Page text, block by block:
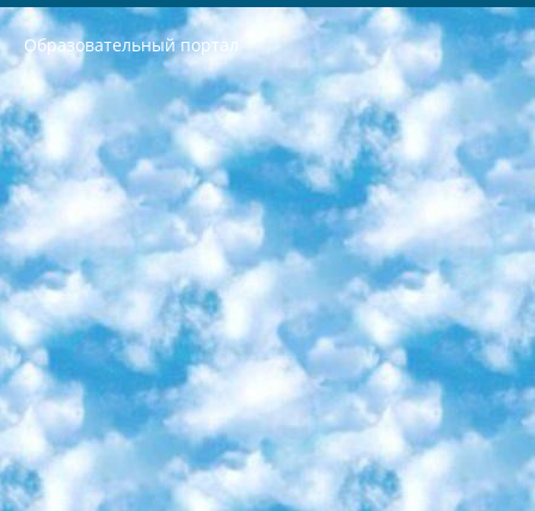
Образовательный портал
РЕСПУБЛИКА УЗБЕКИСТАН МИНИСТРЕРСТВО ДОШКОЛЬНОГО И ШКОЛЬНОГО ОБРАЗОВАНИЯ КОМАНДА в общеобразовательных учреждениях в 2023-2024 учебном году организация и проведение итоговой государственной аттестации обучающихся о Министра дошкольного и школьного образования Республики Узбекистан от 4 марта 2008 года (постановлением Минюста от 20 марта 2008 года № 1778 государственной регистрации) «Итоговое состояние учащихся общего среднего образования на основании положения об утверждении положения об аттестации общего среднего образования выпускной экзамен студентов в образовательных учреждениях в 2023-2024 учебном году В целях организации и прохождения аттестации приказываю: 1. Следующее: перечень предметов, по которым будет проводиться итоговая государственная аттестация и экзамен формы перевода согласно приложению 1; сертификаты международного образца, оценивающие уровень владения иностранными языками перечень согласно приложению 2; 2. Педагогический при специализированных образовательных учреждениях. научно-практический центр квалификации и международной оценки (Д.Давидова) 2024 г. До 25 марта: задания по предметам, по которым будет проводиться итоговая аттестация разработка и утверждение технических условий; итоговая аттестация на основании разработанного предметного задания разработка вопросов по предметам (устно и письменно), экзамен передача; общеобразовательные средние школы и специальные учебные заведения учащиеся выпускных классов школ и интернатов в агентской системе подготовка базы данных экзаменационных материалов и критериев оценки; перевод базы экзаменационных материалов на все языки обучения подать в Республиканский образовательный центр для изготовления; варианты экзаменов на основе разработанных контрольных материалов пусть будут поставлены задачи формирования. 3. Республиканский образовательный центр (Ш.Худайкулов) до 5 апреля 2024 года. до: база данных предоставленных экзаменационных материалов на все языки обучения перевод и экспертиза; для слепых, слабовидящих, глухих, слабослышащих и умственно отсталых детей учащиеся выпускных классов специализированных школ и школ-интернатов база данных экзаменационных материалов на всех преподаваемых языках подготовка критериев оценки; специализированные школы для умственно отсталых детей и технологии для учащихся выпускных классов школ-интернатов разработка соответствующих рекомендаций и критериев проведения ЕГЭ по естествознанию давать задания. 4. Педагогический при специализированных образовательных учреждениях. Научно-практический центр навыков и международной оценки (Д.Давидова), Республика образовательный центр (Худайкулов Ш.) итоговый государственный аттестационный экзамен ориентирован на творческое и логическое мышление при подготовке базы материалов учитывать введение заданий. 5. Следует отметить, что: сертификат государственного образца о знании общеобразовательного предмета и как минимум национальный уровень B1 по предметам на иностранных языках, указанным в Приложении 2. или международно признанный сертификат эквивалентного уровня студенты, изучающие определенный предмет, освобождаются от экзамена; по соответствующим предметам запланирована итоговая государственная аттестация за день до дня, путем жеребьевки Рабочей группой (в письменной форме по предметам, проводимым в форме) из числа сформированных вариантов выбрано 2 варианта; 2 выбранных варианта экзамена анонсированы на официальном сайте министерства и все выпускники по всей стране на основе этих вариантов проводит итоговую государственную аттестацию. 6. Государственное образование учащихся средних общеобразовательных учреждений. знания в соответствии с квалификационными требованиями, которые необходимо приобрести на основании стандартов итоговый (выпускной) контроль для 9 и 11 классов в целях тестирования Экзамены (далее – экзамены) состоят из предметов, перечисленных в приложении 1. будет сделано. 7. Экзамены пройдут с 26 мая по 15 июня 2024 г. (кроме науки физического воспитания). 8. Физическая для учащихся 9 классов общесредних образовательных учреждений. Экзамены по предмету «Образование, квалификация медицина» 1-6 мая 2024 года. сотрудники перевести под присмотр (с отклонениями в физическом или умственном развитии) специализированная школа для детей, школы-интернаты и со сколиозом школы-интернаты санаторного типа для больных детей исключены). 9. Он был слепым, слабовидящим и имел нарушения опорно-двигательного аппарата. экзамены в специализированных школах и интернатах для детей должны проводиться исходя из требований, предъявляемых к общеобразовательным учреждениям (физкультура кроме науки). 10. Специализированная школа для глухих и слабослышащих детей. и экзамены в интернатах и быть реализован в виде письменного теста по математике. 11. Специальность для умственно отсталых детей. Для 9 класса Родной язык и литературное письмо Государственный язык (язык обучения – узбекский). для неклассов) написано Математическое письмо Письменная/устная история Узбекистана Физическое воспитание практично Итоговый контроль Для 11 класса Написание родного языка и литературы (эссе) Математическое письмо Узбекский язык (обучение на узбекском языке) не посещающее общее среднее образование для учреждений)/Образовательное учреждение выбор письменный и устный Иностранный язык письменный/устный Письменная/устная история Узбекистана *По выбору студента:  Химия  Физика  Основы государственного права  География 10 бесплатных образовательных ресурсов - Мы составили подборку онлайн-проектов с интерактивными упражнениями, видеолекциями и статьями. Они помогут вам обрести новые и освежить старые знания бесплатно. 1. «ИНТУИТ» Старейшая образовательная площадка Рунета. Здесь вы найдёте сотни текстовых и видеокурсов на десятки различных тем — от программирования до психологии. Многие курсы подготовлены российскими университетами и крупными международными компаниями вроде Intel и Microsoft. Самостоятельное обучение бесплатное, но желающие могут оплатить услуги персональных наставников. 2. «Смартия» знакомит с актуальными профессиями и подсказывает, как им обучаться. Выбрав заинтересовавшую вас специальность — SMM-специалист, фотограф, веб-дизайнер или другую, — увидите список необходимых для неё умений. Чтобы вы могли освоить их самостоятельно, для каждого умения площадка отображает подборку ссылок на учебные материалы. Хотя «Смартия» ориентируется на русскоязычную аудиторию, часть контента всё же доступна только на английском. 3. «Лекторий Физтеха» Проект Московского физико-технического института (Физтеха). С его помощью вы можете смотреть онлайн серии лекций, записанные на видео в этом вузе. В числе доступных предметов — физика, биология, химия, информационные технологии и другие. К некоторым лекциям администрация ресурса прилагает готовые конспекты, которые можно скачивать в PDF-формате. 4. ITMOcourses Онлайн-площадка Санкт-Петербургского национального исследовательского университета информационных технологий, механики и оптики (ИТМО). Ресурс предоставляет свободный доступ к курсам, разработанным в этом вузе. Каталог материалов разбит на четыре категории: «Оптические системы и технологии», «Приборостроение и робототехника», «Информационные технологии» и «Биотехнологии». Курсы состоят из видеолекций, интерактивных демонстраций и заданий. 5. «КиберЛенинка» Электронная научная библиотека открытого доступа. Каталог площадки регулярно обрастает текстами статей из различных научных изданий. Сгруппированные по журналам и рубрикам публикации можно читать онлайн или скачивать целиком в PDF-формате. Проект нацелен на популяризацию науки за счёт открытого доступа к качественной информации. 6. «ПостНаука» На этом ресурсе публикуют подборки видеолекций, составленные экспертами из разных отраслей и объединённые общими темами. Среди них, к примеру, есть серии «Биоинформатика и геномика», «Культура средневековой Скандинавии» и Cinema Studies о теории кино. Каждая подборка лекций — логически связанная история, рассказанная экспертом от первого лица. Кроме того, на сайте появляются научно-образовательные статьи и тесты на разные темы. 7. «Newочём» Команда проекта «Newочём» отбирает самые интересные тексты из англоязычных СМИ и переводит те из них, за которые голосуют участники сообщества «ВКонтакте». По большей части это научно-популярные статьи. Редакторы придумывают лишь заголовки, в остальном содержание переводов соответствует оригиналам. Полные тексты можно читать прямо в социальной сети. 8. InternetUrok Онлайн-база материалов по основным дисциплинам школьной программы. Информация на сайте структурирована по классам, предметам и темам (урокам). Каждый урок состоит из видеолекций и конспектов. Есть также интерактивные тренажёры и тесты для закрепления пройденного материала. Даже если вы давно окончили школу, возможность повторить программу старших классов всегда может пригодиться. 9. Edutainme Ещё один ресурс об образовании. В отличие от Newtonew, как мне кажется, Edutainme больше ориентируется на представителей индустрии: педагогов, предпринимателей, разработчиков образовательных проектов. Но и любой, кто просто стремится к саморазвитию, найдёт на сайте много полезного и интересного для себя. Например, информацию о новых курсах и образовательных сервисах. 10. Newtonew Онлайн-медиа об образовании и обучении в широком смысле. Авторы Newtonew пишут об инструментах, заведениях, тактиках и стратегиях, которые помогают учить других и получать новые знания самостоятельно. На этой площадке вы найдёте новости, обзоры, аналитические мат